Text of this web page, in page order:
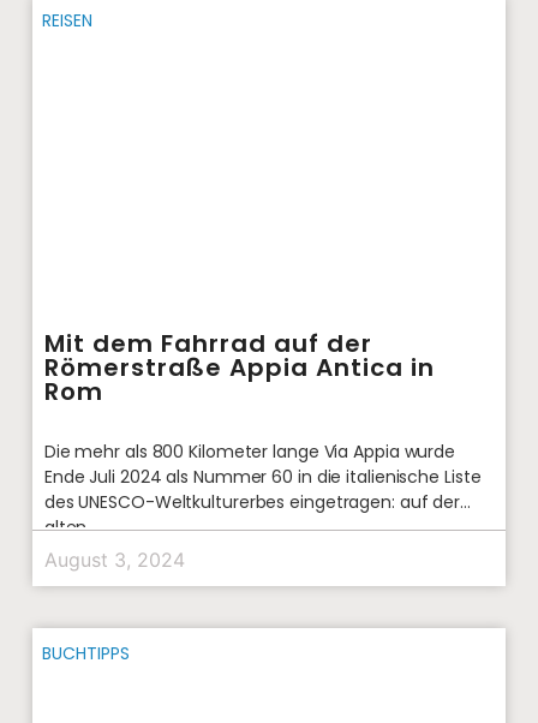
REISEN
Mit dem Fahrrad auf der
Römerstraße Appia Antica in
Rom
Die mehr als 800 Kilometer lange Via Appia wurde
Ende Juli 2024 als Nummer 60 in die italienische Liste
des UNESCO-Weltkulturerbes eingetragen: auf der
alten
August 3, 2024
BUCHTIPPS